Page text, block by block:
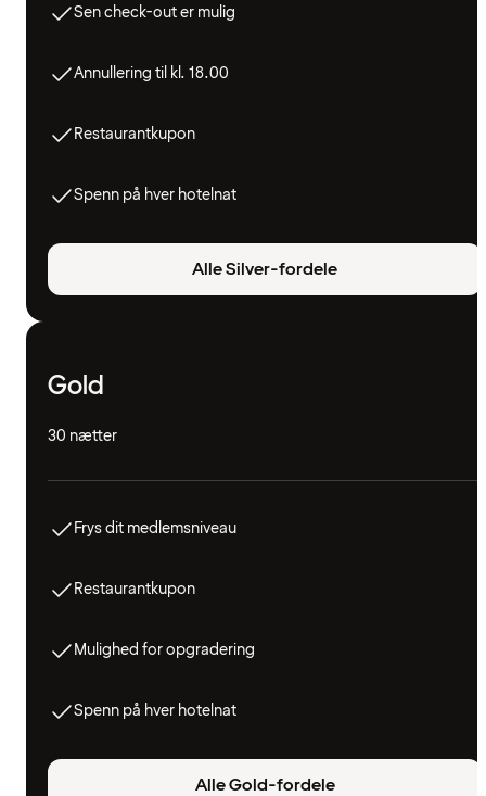
Sen check-out er mulig
Annullering til kl. 18.00
Restaurantkupon
Spenn på hver hotelnat
Alle Silver-fordele
Gold
30 nætter
Frys dit medlemsniveau
Restaurantkupon
Mulighed for opgradering
Spenn på hver hotelnat
Alle Gold-fordele